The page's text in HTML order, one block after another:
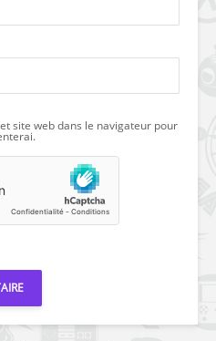
site web dans le navigateur pour